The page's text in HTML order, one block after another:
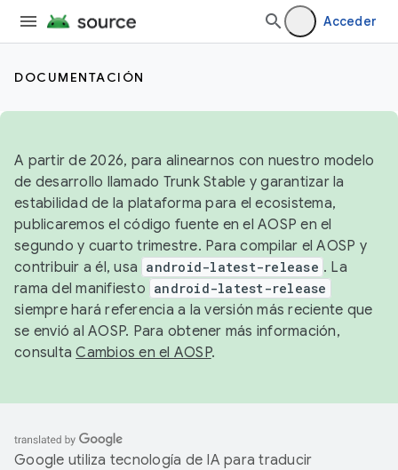
Acceder
DOCUMENTACIÓN
A partir de 2026, para alinearnos con nuestro modelo
de desarrollo llamado Trunk Stable y garantizar la
estabilidad de la plataforma para el ecosistema,
publicaremos el código fuente en el AOSP en el
segundo y cuarto trimestre. Para compilar el AOSP y
contribuir a él, usa android-latest-release . La
rama del manifiesto android-latest-release
siempre hará referencia a la versión más reciente que
se envió al AOSP. Para obtener más información,
consultaCambios en el AOSP.
Google utiliza tecnología de IA para traducir